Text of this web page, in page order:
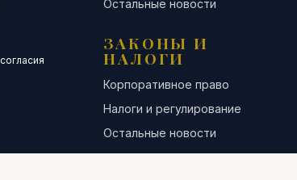
Остальные новости
ЗАКОНЫ И
НАЛОГИ
Корпоративное право
Налоги и регулирование
Остальные новости